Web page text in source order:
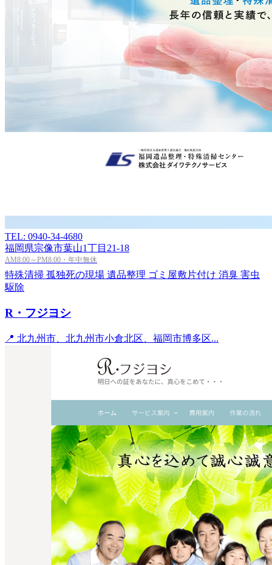
TEL: 0940-34-4680
福岡県宗像市葉山1丁目21-18
AM8:00～PM8:00・年中無休
特殊清掃 孤独死の現場 遺品整理 ゴミ屋敷片付け 消臭 害虫
駆除
R・フジヨシ
📍 北九州市、北九州市小倉北区、福岡市博多区...